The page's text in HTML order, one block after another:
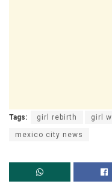
Tags: girl rebirth girl
mexico city news